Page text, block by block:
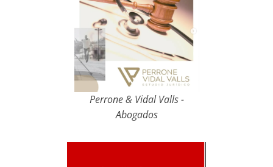
Perrone & Vidal Valls -
Abogados